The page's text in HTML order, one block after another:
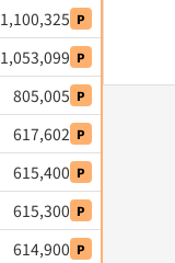
1,100,325 P
1,053,099 P
805,005 P
617,602 P
615,400 P
615,300 P
614,900 P